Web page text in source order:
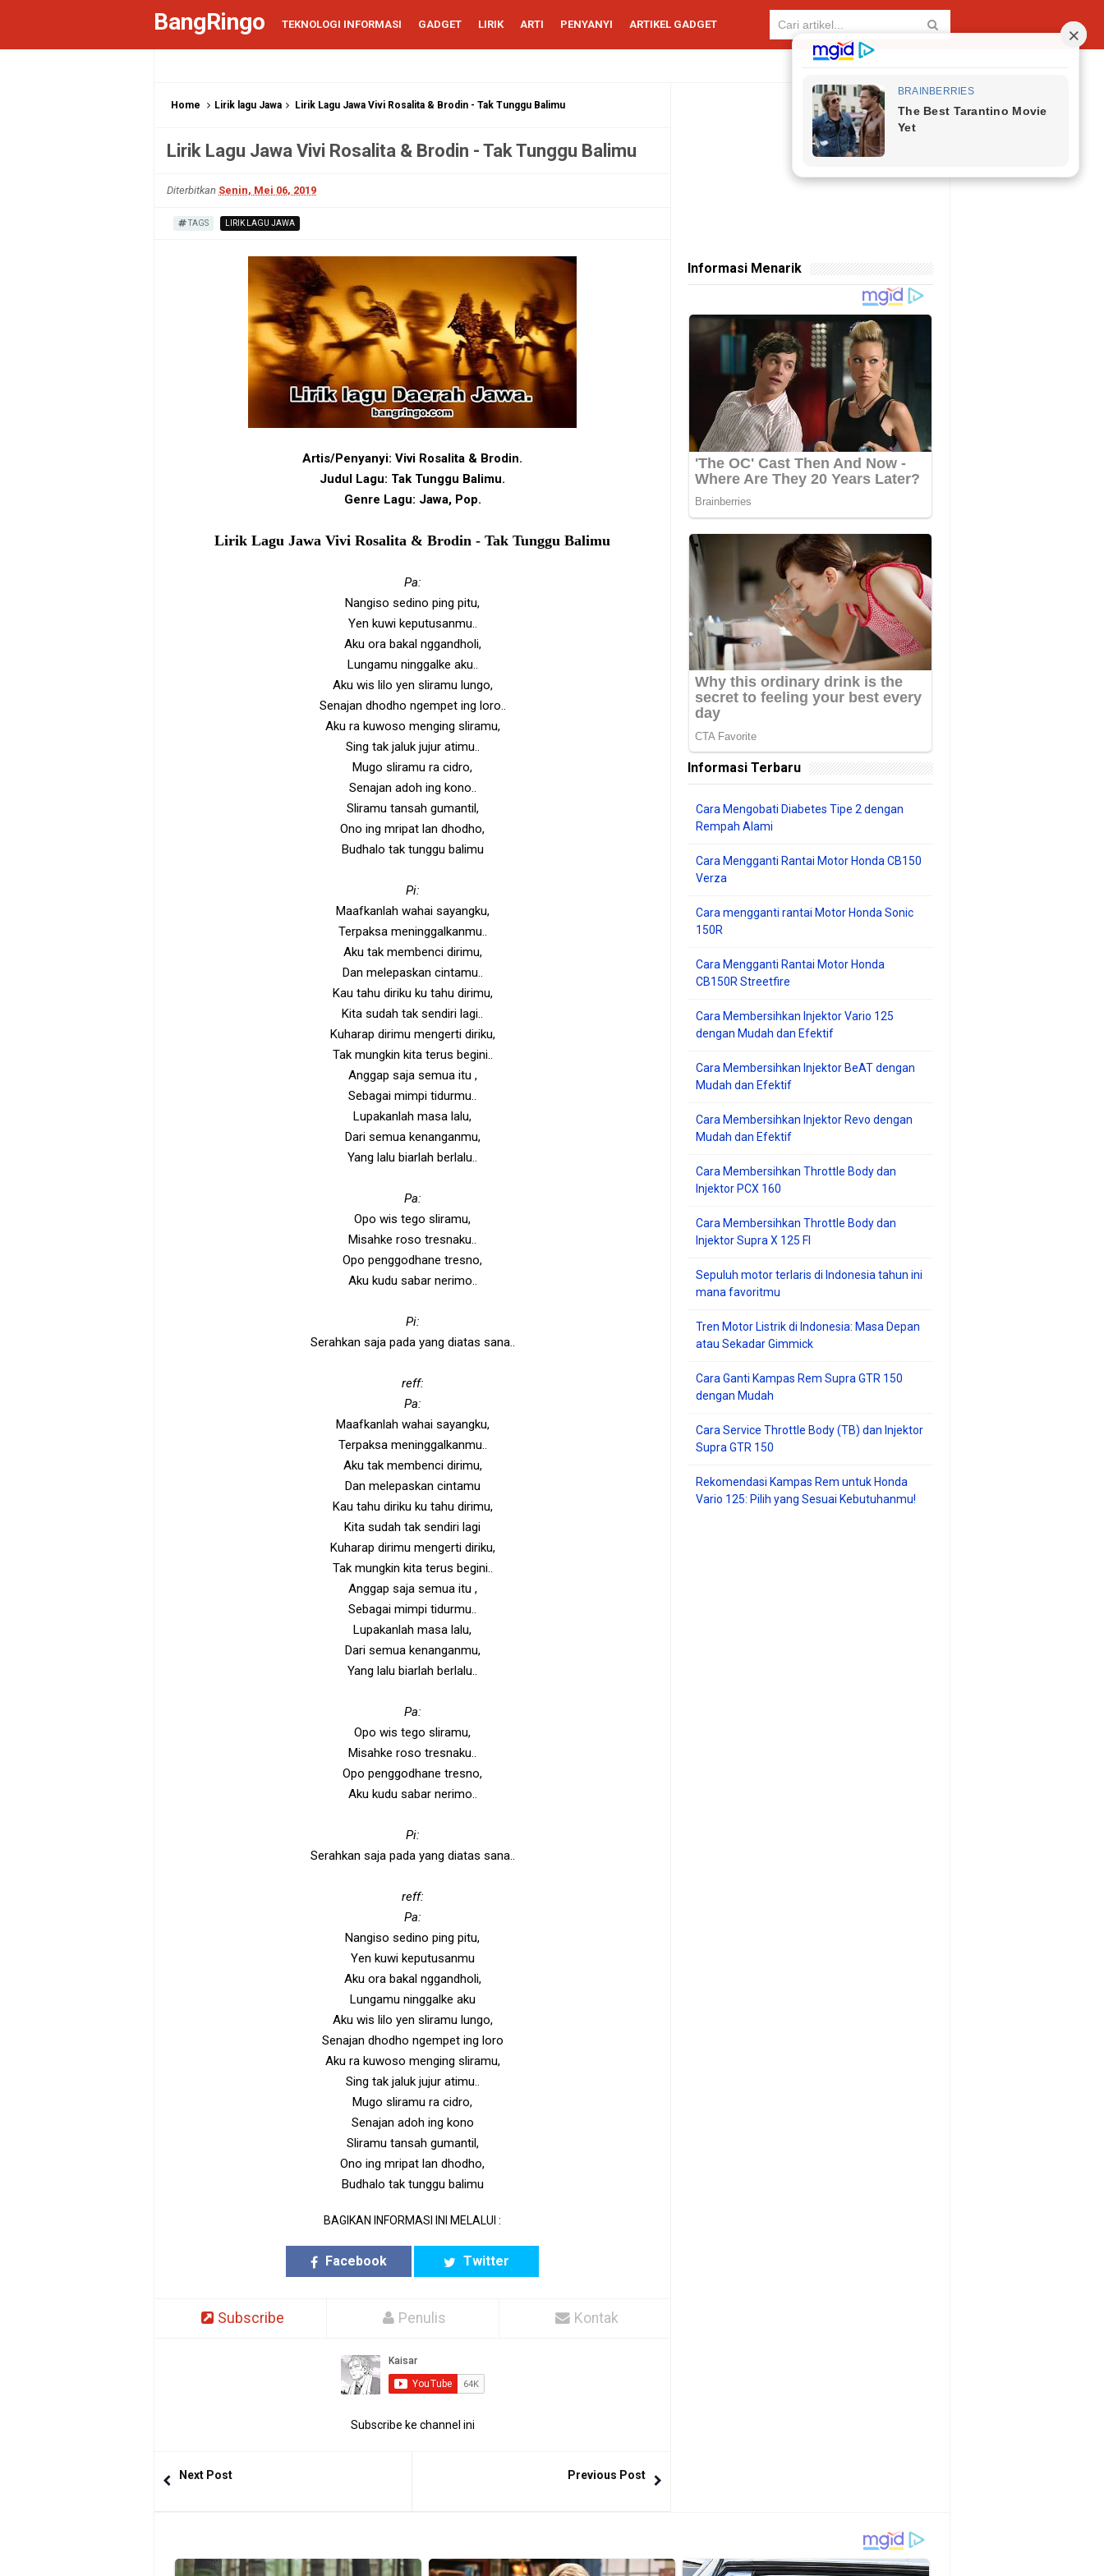
BangRingo TEKNOLOGI INFORMASI GADGET LIRIK ARTI PENYANYI ARTIKEL GADGET
Home Lirik lagu Jawa Lirik Lagu Jawa Vivi Rosalita & Brodin - Tak Tunggu Balimu
Lirik Lagu Jawa Vivi Rosalita & Brodin - Tak Tunggu Balimu
Diterbitkan Senin, Mei 06, 2019
TAGS LIRIK LAGU JAWA
Artis/Penyanyi: Vivi Rosalita & Brodin.
Judul Lagu: Tak Tunggu Balimu.
Genre Lagu: Jawa, Pop.
Lirik Lagu Jawa Vivi Rosalita & Brodin - Tak Tunggu Balimu
Pa:
Nangiso sedino ping pitu,
Yen kuwi keputusanmu..
Aku ora bakal nggandholi,
Lungamu ninggalke aku..
Aku wis lilo yen sliramu lungo,
Senajan dhodho ngempet ing loro..
Aku ra kuwoso menging sliramu,
Sing tak jaluk jujur atimu..
Mugo sliramu ra cidro,
Senajan adoh ing kono..
Sliramu tansah gumantil,
Ono ing mripat lan dhodho,
Budhalo tak tunggu balimu
Pi:
Maafkanlah wahai sayangku,
Terpaksa meninggalkanmu..
Aku tak membenci dirimu,
Dan melepaskan cintamu..
Kau tahu diriku ku tahu dirimu,
Kita sudah tak sendiri lagi..
Kuharap dirimu mengerti diriku,
Tak mungkin kita terus begini..
Anggap saja semua itu ,
Sebagai mimpi tidurmu..
Lupakanlah masa lalu,
Dari semua kenanganmu,
Yang lalu biarlah berlalu..
Pa:
Opo wis tego sliramu,
Misahke roso tresnaku..
Opo penggodhane tresno,
Aku kudu sabar nerimo..
Pi:
Serahkan saja pada yang diatas sana..
reff:
Pa:
Maafkanlah wahai sayangku,
Terpaksa meninggalkanmu..
Aku tak membenci dirimu,
Dan melepaskan cintamu
Kau tahu diriku ku tahu dirimu,
Kita sudah tak sendiri lagi
Kuharap dirimu mengerti diriku,
Tak mungkin kita terus begini..
Anggap saja semua itu ,
Sebagai mimpi tidurmu..
Lupakanlah masa lalu,
Dari semua kenanganmu,
Yang lalu biarlah berlalu..
Pa:
Opo wis tego sliramu,
Misahke roso tresnaku..
Opo penggodhane tresno,
Aku kudu sabar nerimo..
Pi:
Serahkan saja pada yang diatas sana..
reff:
Pa:
Nangiso sedino ping pitu,
Yen kuwi keputusanmu
Aku ora bakal nggandholi,
Lungamu ninggalke aku
Aku wis lilo yen sliramu lungo,
Senajan dhodho ngempet ing loro
Aku ra kuwoso menging sliramu,
Sing tak jaluk jujur atimu..
Mugo sliramu ra cidro,
Senajan adoh ing kono
Sliramu tansah gumantil,
Ono ing mripat lan dhodho,
Budhalo tak tunggu balimu
BAGIKAN INFORMASI INI MELALUI :
Facebook Twitter
Subscribe Penulis Kontak
Subscribe ke channel ini
Next Post Previous Post
Informasi Menarik
Informasi Terbaru
Cara Mengobati Diabetes Tipe 2 dengan
Rempah Alami
Cara Mengganti Rantai Motor Honda CB150
Verza
Cara mengganti rantai Motor Honda Sonic
150R
Cara Mengganti Rantai Motor Honda
CB150R Streetfire
Cara Membersihkan Injektor Vario 125
dengan Mudah dan Efektif
Cara Membersihkan Injektor BeAT dengan
Mudah dan Efektif
Cara Membersihkan Injektor Revo dengan
Mudah dan Efektif
Cara Membersihkan Throttle Body dan
Injektor PCX 160
Cara Membersihkan Throttle Body dan
Injektor Supra X 125 FI
Sepuluh motor terlaris di Indonesia tahun ini
mana favoritmu
Tren Motor Listrik di Indonesia: Masa Depan
atau Sekadar Gimmick
Cara Ganti Kampas Rem Supra GTR 150
dengan Mudah
Cara Service Throttle Body (TB) dan Injektor
Supra GTR 150
Rekomendasi Kampas Rem untuk Honda
Vario 125: Pilih yang Sesuai Kebutuhanmu!